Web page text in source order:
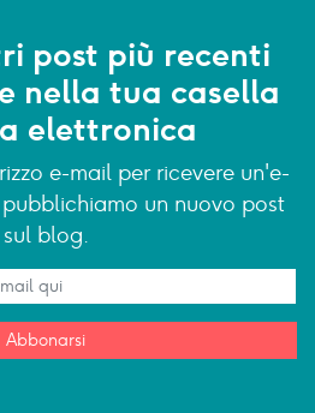
post più recenti
nella tua casella
elettronica
e-mail per ricevere un'e-
un nuovo post
sul blog.
Abbonarsi